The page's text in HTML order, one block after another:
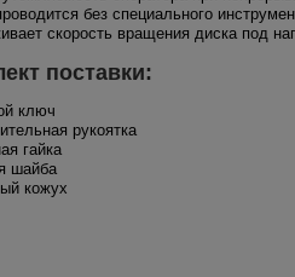
без специального
скорость вращения диска под
поставки:
ключ
рукоятка
гайка
шайба
кожух